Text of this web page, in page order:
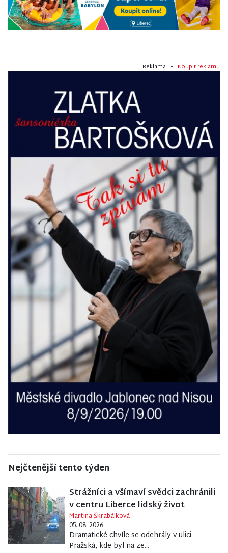
Reklama • Koupit reklamu
Nejčtenější tento týden
Strážníci a všímaví svědci zachránili
v centru Liberce lidský život
Martina Škrabálková
05. 08. 2026
Dramatické chvíle se odehrály v ulici
Pražská, kde byl na ze...